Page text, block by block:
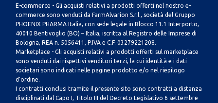
E-commerce - Gli acquisti relativi a prodotti offerti nel nostro e-
commerce sono venduti da FarmAlvarion S.r.l., società del Gruppo
PHOENIX PHARMA Italia, con sede legale in Blocco 11.1 Interporto,
40010 Bentivoglio (BO) – Italia, iscritta al Registro delle Imprese di
Bologna, REA n. 5056411, P.IVA e C.F. 03279221208.
Marketplace - Gli acquisti relativi a prodotti offerti sul marketplace
sono venduti dai rispettivi venditori terzi, la cui identità e i dati
societari sono indicati nelle pagine prodotto e/o nel riepilogo
d’ordine.
I contratti conclusi tramite il presente sito sono contratti a distanza
disciplinati dal Capo I, Titolo III del Decreto Legislativo 6 settembre